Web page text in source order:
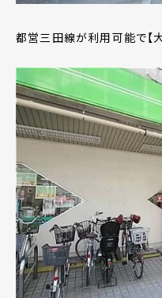
都営三田線が利用可能で【